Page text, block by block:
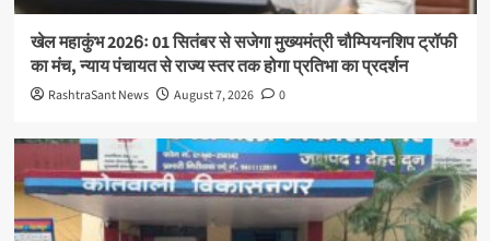
खेल महाकुंभ 2026ः 01 सितंबर से सजेगा मुख्यमंत्री चौम्पियनशिप ट्रॉफी
का मंच, न्याय पंचायत से राज्य स्तर तक होगा प्रतिभा का प्रदर्शन
RashtraSant News August 7, 2026 0